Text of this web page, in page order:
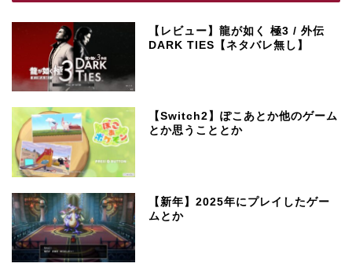
【レビュー】龍が如く 極3 / 外伝
DARK TIES【ネタバレ無し】
【Switch2】ぽこあとか他のゲーム
とか思うこととか
【新年】2025年にプレイしたゲー
ムとか